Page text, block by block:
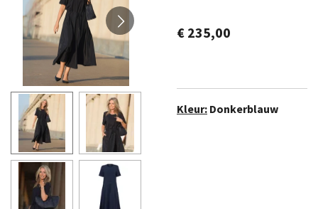
€ 235,00
Kleur: Donkerblauw